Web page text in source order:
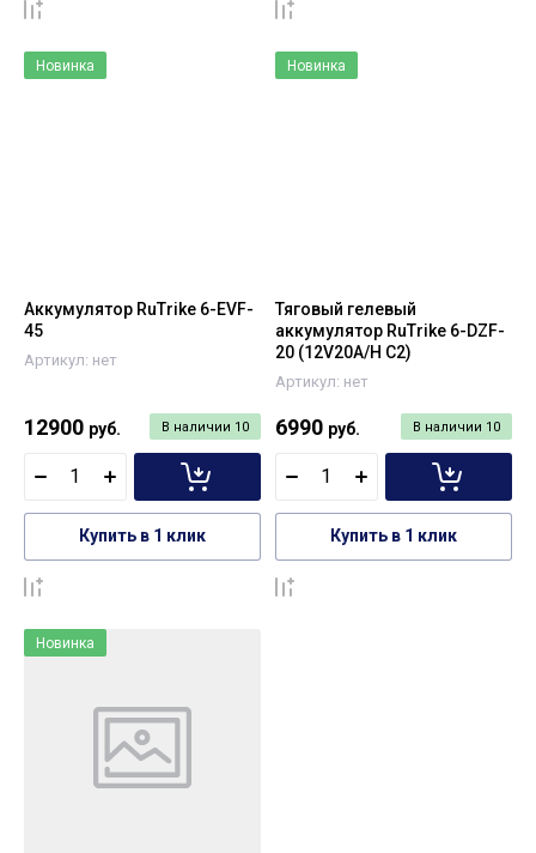
Новинка
Аккумулятор RuTrike 6-EVF-
45
Артикул: нет
В наличии 10
12900 руб.
Купить в 1 клик
Новинка
Тяговый гелевый
аккумулятор RuTrike 6-DZF-
20 (12V20A/H C2)
Артикул: нет
В наличии 10
6990 руб.
Купить в 1 клик
Новинка